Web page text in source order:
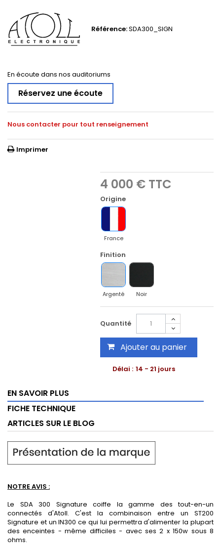
Référence:SDA300_SIGN
En écoute dans nos auditoriums
Réservez une écoute
Nous contacter pour tout renseignement
Imprimer
4 000 € TTC
Origine
France
Finition
Argenté Noir
Quantité
Ajouter au panier
Délai : 14 - 21 jours
EN SAVOIR PLUS
FICHE TECHNIQUE
ARTICLES SUR LE BLOG
NOTRE AVIS :
Le SDA 300 Signature coiffe la gamme des tout-en-un
connectés d'Atoll. C'est la combinaison entre un ST200
Signature et un IN300 ce qui lui permettra d'alimenter la plupart
des enceintes - même difficiles - avec ses 2 x 150w sous 8
ohms.